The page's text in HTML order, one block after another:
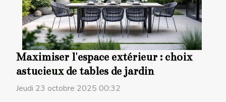
Maximiser l'espace extérieur : choix
astucieux de tables de jardin
Jeudi 23 octobre 2025 00:32